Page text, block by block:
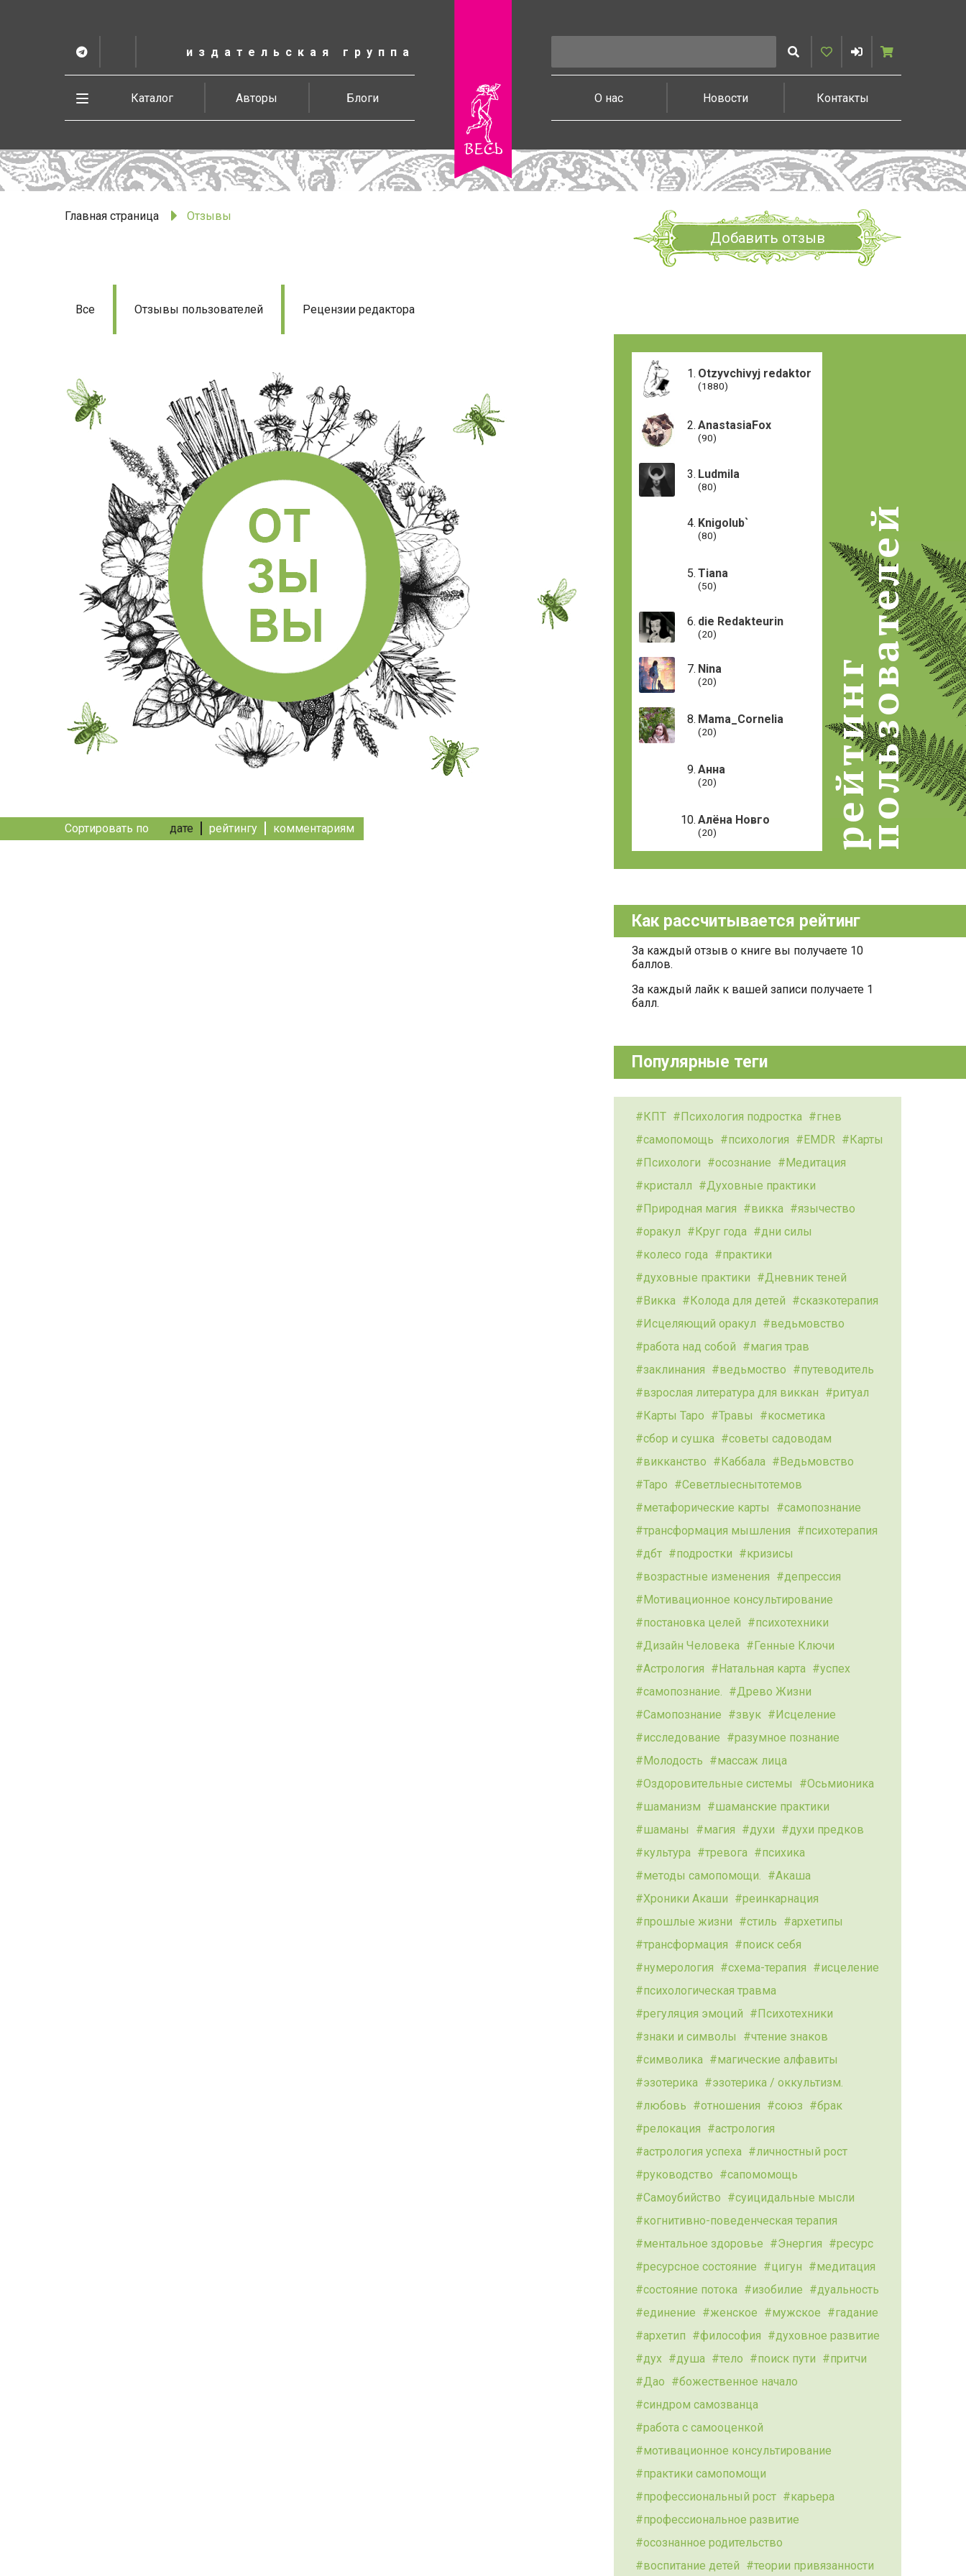
содержанию
издательская группа
весь
Telegram
Vesbook
ИскатьИзбранное
ВойтиКорзина
Каталог Авторы Блоги О нас Новости Контакты
Развернуть
Главная страница Отзывы
Добавить отзыв
ОтзывыВсе Отзывы пользователей Рецензии редактора
Сортировать по дате рейтингу комментариям рейтингпользователей
Otzyvchivyj redaktor
(1880)
AnastasiaFox
(90)
Ludmila
(80)
Knigolub`
(80)
Tiana
(50)
die Redakteurin
(20)
Nina
(20)
Mama_Cornelia
(20)
Анна
(20)
Алёна Новго
(20)
Как рассчитывается рейтинг
За каждый отзыв о книге вы получаете 10
баллов.
За каждый лайк к вашей записи получаете 1
балл.
Популярные теги
КПТ Психология подростка
гнев
самопомощь
психология EMDR
Карты
Психологи
осознание
Медитация
кристалл
Духовные практики
Природная магия
викка
язычество
оракул
Круг года
дни силы
колесо года
практики
духовные практики
Дневник теней
Викка
Колода для детей
сказкотерапия
Исцеляющий оракул
ведьмовство
работа над собой
магия трав
заклинания
ведьмоство
путеводитель
взрослая литература для виккан
ритуал
Карты Таро
Травы
косметика
сбор и сушка
советы садоводам
викканство
Каббала
Ведьмовство
Таро
Севетлыеснытотемов
метафорические карты
самопознание
трансформация мышления
психотерапия
дбт
подростки
кризисы
возрастные изменения
депрессия
Мотивационное консультирование
постановка целей
психотехники
Дизайн Человека
Генные Ключи
Астрология
Натальная карта
успех
самопознание.
Древо Жизни
Самопознание
звук
Исцеление
исследование
разумное познание
Молодость
массаж лица
Оздоровительные системы
Осьмионика
шаманизм
шаманские практики
шаманы
магия духи
духи предков
культура
тревога
психика
методы самопомощи.
Акаша
Хроники Акаши
реинкарнация
прошлые жизни
стиль
архетипы
трансформация
поиск себя
нумерология
схема-терапия
исцеление
психологическая травма
регуляция эмоций
Психотехники
знаки и символы
чтение знаков
символика
магические алфавиты
эзотерика
эзотерика / оккультизм.
любовь
отношения союз
брак
релокация
астрология
астрология успеха
личностный рост
руководство
сапомомощь
Самоубийство
суицидальные мысли
когнитивно-поведенческая терапия
ментальное здоровье
Энергия
ресурс
ресурсное состояние
цигун
медитация
состояние потока
изобилие
дуальность
единение
женское мужское
гадание
архетип
философия
духовное развитие
дух
душа тело поиск пути
притчи
Дао
божественное начало
синдром самозванца
работа с самооценкой
мотивационное консультирование
практики самопомощи
профессиональный рост
карьера
профессиональное развитие
осознанное родительство
воспитание детей
теории привязанности